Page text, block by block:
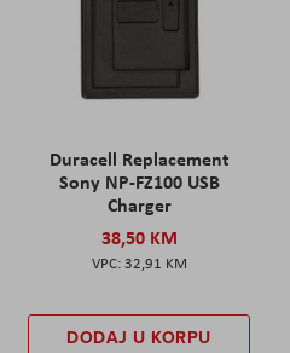
Duracell Replacement
Sony NP-FZ100 USB
Charger
38,50 KM
32,91 KM
DODAJ U KORPU